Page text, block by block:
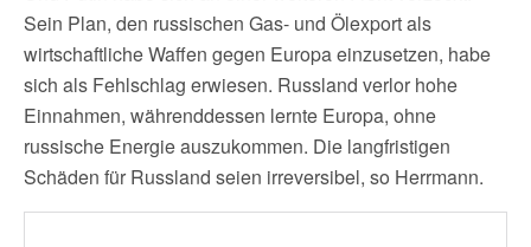
Sein Plan, den russischen Gas- und Ölexport als
wirtschaftliche Waffen gegen Europa einzusetzen, habe
sich als Fehlschlag erwiesen. Russland verlor hohe
Einnahmen, währenddessen lernte Europa, ohne
russische Energie auszukommen. Die langfristigen
Schäden für Russland seien irreversibel, so Herrmann.